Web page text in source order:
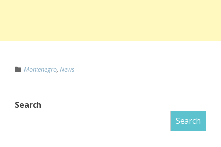
Montenegro, News
Search
Search